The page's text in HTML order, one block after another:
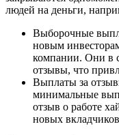
людей на деньги,
Выборочные
новым
компании. Они в
отзывы, что
Выплаты за
минимальные
отзыв о работе
новых